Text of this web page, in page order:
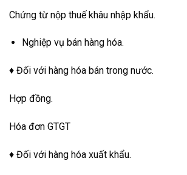
Chứng từ nộp thuế khâu nhập khẩu.
Nghiệp vụ bán hàng hóa.
♦ Đối với hàng hóa bán trong nước.
Hợp đồng.
Hóa đơn GTGT
♦ Đối với hàng hóa xuất khẩu.